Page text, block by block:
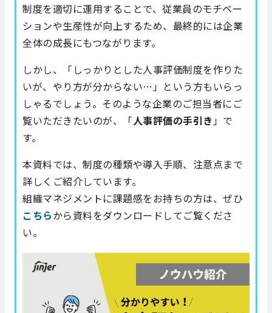
制度を適切に運用することで、従業員のモチベー
ションや生産性が向上するため、最終的には企業
全体の成長にもつながります。
しかし、「しっかりとした人事評価制度を作りた
いが、やり方が分からない…」という方もいらっ
しゃるでしょう。そのような企業のご担当者にご
覧いただきたいのが、「人事評価の手引き」で
す。
本資料では、制度の種類や導入手順、注意点まで
詳しくご紹介しています。
組織マネジメントに課題感をお持ちの方は、ぜひ
こちらから資料をダウンロードしてご覧くださ
い。